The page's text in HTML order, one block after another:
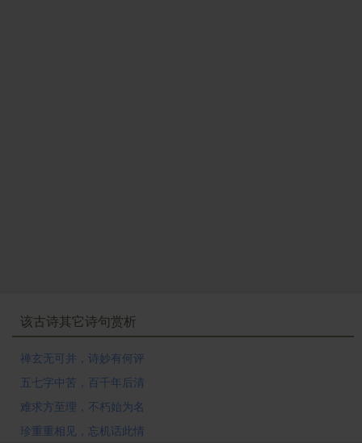
该古诗其它诗句赏析
禅玄无可并，诗妙有何评
五七字中苦，百千年后清
难求方至理，不朽始为名
珍重重相见，忘机话此情